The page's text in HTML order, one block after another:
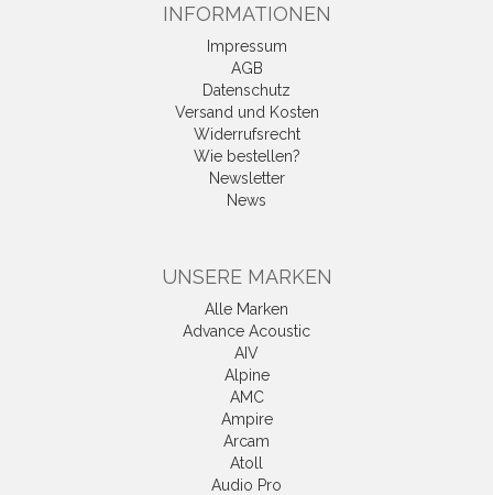
INFORMATIONEN
Impressum
AGB
Datenschutz
Versand und Kosten
Widerrufsrecht
Wie bestellen?
Newsletter
News
UNSERE MARKEN
Alle Marken
Advance Acoustic
AIV
Alpine
AMC
Ampire
Arcam
Atoll
Audio Pro